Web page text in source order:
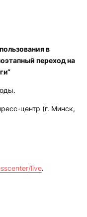
в
переход на
центр (г. Минск,
live.